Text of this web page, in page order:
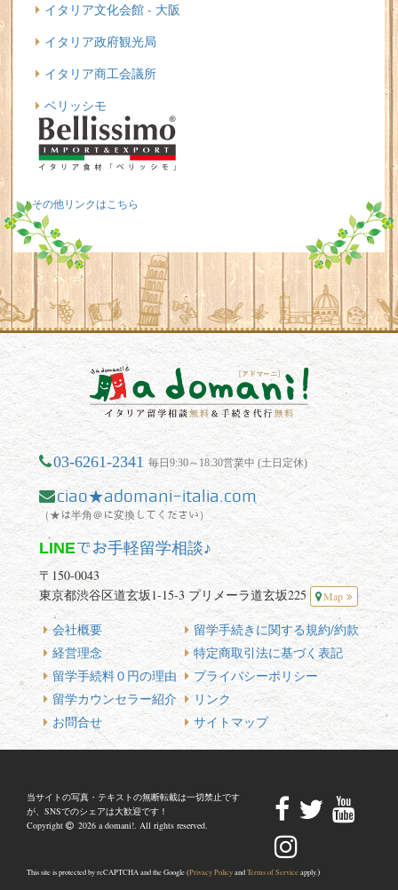
イタリア文化会館 - 大阪
イタリア政府観光局
イタリア商工会議所
ベリッシモ
その他リンクはこちら
03-6261-2341 毎日9:30～18:30営業中 (土日定休)
ciao★adomani-italia.com
（★は半角＠に変換してください）
LINEでお手軽留学相談♪
〒150-0043
東京都渋谷区道玄坂1-15-3 プリメーラ道玄坂225
Map
会社概要
経営理念
留学手続料０円の理由
留学カウンセラー紹介
お問合せ
留学手続きに関する規約/約款
特定商取引法に基づく表記
プライバシーポリシー
リンク
サイトマップ
当サイトの写真・テキストの無断転載は一切禁止です
が、SNSでのシェアは大歓迎です！
Copyright
2026 a domani!. All rights reserved.
This site is protected by reCAPTCHA and the Google (Privacy PolicyandTerms of Service apply.)